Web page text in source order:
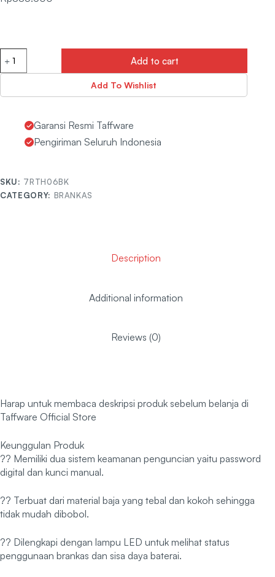
Add to cart
Add To Wishlist
Garansi Resmi Taffware
Pengiriman Seluruh Indonesia
SKU: 7RTH06BK
CATEGORY: BRANKAS
Description
Additional information
Reviews (0)
Harap untuk membaca deskripsi produk sebelum belanja di
Taffware Official Store
Keunggulan Produk
?? Memiliki dua sistem keamanan penguncian yaitu password
digital dan kunci manual.
?? Terbuat dari material baja yang tebal dan kokoh sehingga
tidak mudah dibobol.
?? Dilengkapi dengan lampu LED untuk melihat status
penggunaan brankas dan sisa daya baterai.